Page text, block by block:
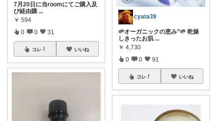
7月20日に当roomにてご購入及
び経由購 ...
￥ 594
0 0 31
コレ いいね
cyata39
🌱オーガニックの恵み”🌱 乾燥
しきったお肌 ...
￥ 4,730
0 0 91
コレ いいね